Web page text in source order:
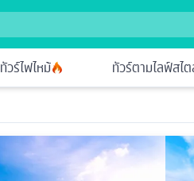
ทัวร์ไฟไหม้ ทัวร์ตามไลฟ์สไ